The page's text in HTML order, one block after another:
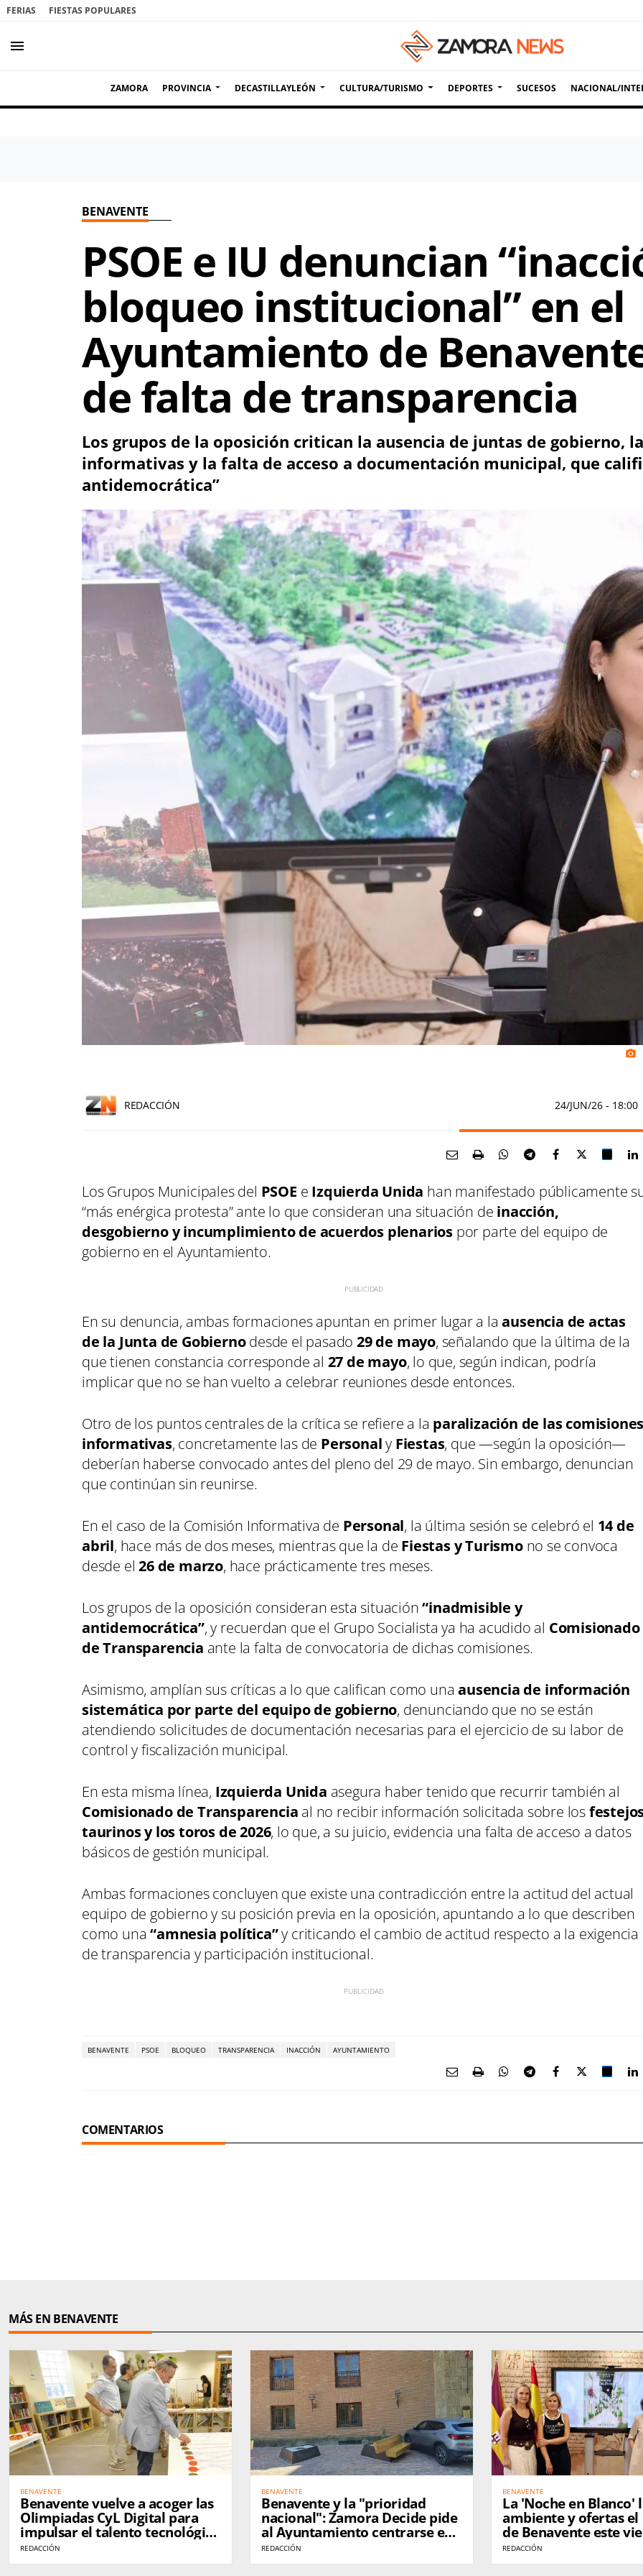
FERIAS FIESTAS POPULARES
menu
ZAMORA PROVINCIA DECASTILLAYLEÓN CULTURA/TURISMO DEPORTES SUCESOS NACIONAL/
BENAVENTE
PSOE e IU denuncian
bloqueo institucional” en el
Ayuntamiento de
de falta de transparencia
Los grupos de la oposición critican la ausencia de juntas de gobierno,
informativas y la falta de acceso a documentación municipal, que
antidemocrática”
photo_camera
REDACCIÓN 24/JUN/26 - 18:00
Los Grupos Municipales del PSOE e Izquierda Unida han manifestado públicamente
“más enérgica protesta” ante lo que consideran una situación de inacción,
desgobierno y incumplimiento de acuerdos plenarios por parte del equipo de
gobierno en el Ayuntamiento.
En su denuncia, ambas formaciones apuntan en primer lugar a laausencia de actas
de la Junta de Gobiernodesde el pasado29 de mayo, señalando que la última de la
que tienen constancia corresponde al 27 de mayo, lo que, según indican, podría
implicar que no se han vuelto a celebrar reuniones desde entonces.
Otro de los puntos centrales de la crítica se refiere a la paralización de las
informativas, concretamente las de Personaly Fiestas, que —según la oposición—
deberían haberse convocado antes del pleno del 29 de mayo. Sin embargo, denuncian
que continúan sin reunirse.
En el caso de la Comisión Informativa de Personal, la última sesión se celebró el 14 de
abril, hace más de dos meses, mientras que la de Fiestas y Turismono se convoca
desde el26 de marzo, hace prácticamente tres meses.
Los grupos de la oposición consideran esta situación“inadmisible y
antidemocrática”, y recuerdan que el Grupo Socialista ya ha acudido al Comisionado
de Transparencia ante la falta de convocatoria de dichas comisiones.
Asimismo, amplían sus críticas a lo que califican como unaausencia de información
sistemática por parte del equipo de gobierno, denunciando que no se están
atendiendo solicitudes de documentación necesarias para el ejercicio de su labor de
control y fiscalización municipal.
En esta misma línea, Izquierda Unida asegura haber tenido que recurrir también al
Comisionado de Transparencia al no recibir información solicitada sobre los
taurinos y los toros de 2026, lo que, a su juicio, evidencia una falta de acceso a datos
básicos de gestión municipal.
Ambas formaciones concluyen que existe una contradicción entre la actitud del actual
equipo de gobierno y su posición previa en la oposición, apuntando a lo que describen
como una“amnesia política”y criticando el cambio de actitud respecto a la exigencia
de transparencia y participación institucional.
BENAVENTE PSOE BLOQUEO TRANSPARENCIA INACCIÓN AYUNTAMIENTO
COMENTARIOS
MÁS EN BENAVENTE
BENAVENTE
Benavente vuelve a acoger las
Olimpiadas CyL Digital para
impulsar el talento tecnológico
entre los más jóvenes
REDACCIÓN
BENAVENTE
Benavente y la "prioridad
nacional": Zamora Decide pide
al Ayuntamiento centrarse en
los problemas de la ciudad
REDACCIÓN
BENAVENTE
La 'Noche en Blanco'
ambiente y ofertas
de Benavente este
REDACCIÓN